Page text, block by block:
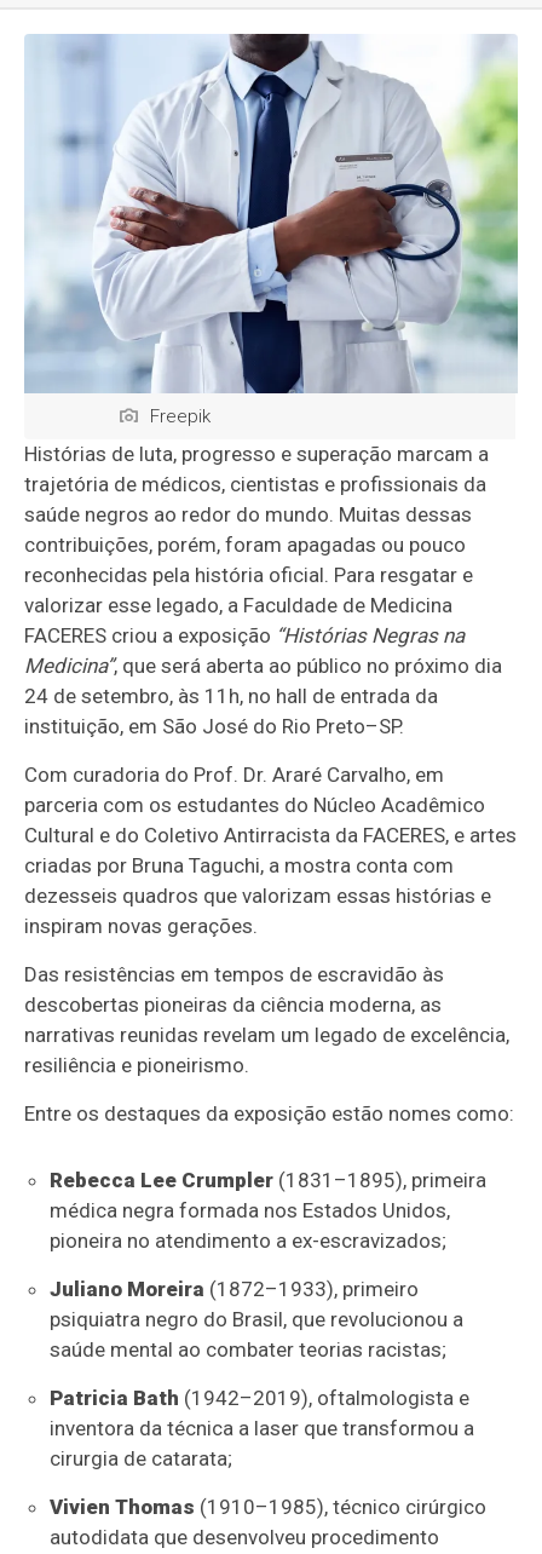
Freepik
Histórias de luta, progresso e superação marcam a
trajetória de médicos, cientistas e profissionais da
saúde negros ao redor do mundo. Muitas dessas
contribuições, porém, foram apagadas ou pouco
reconhecidas pela história oficial. Para resgatar e
valorizar esse legado, a Faculdade de Medicina
FACERES criou a exposição “Histórias Negras na
Medicina”, que será aberta ao público no próximo dia
24 de setembro, às 11h, no hall de entrada da
instituição, em São José do Rio Preto–SP.
Com curadoria do Prof. Dr. Araré Carvalho, em
parceria com os estudantes do Núcleo Acadêmico
Cultural e do Coletivo Antirracista da FACERES, e artes
criadas por Bruna Taguchi, a mostra conta com
dezesseis quadros que valorizam essas histórias e
inspiram novas gerações.
Das resistências em tempos de escravidão às
descobertas pioneiras da ciência moderna, as
narrativas reunidas revelam um legado de excelência,
resiliência e pioneirismo.
Entre os destaques da exposição estão nomes como:
Rebecca Lee Crumpler(1831–1895), primeira
médica negra formada nos Estados Unidos,
pioneira no atendimento a ex-escravizados;
Juliano Moreira (1872–1933), primeiro
psiquiatra negro do Brasil, que revolucionou a
saúde mental ao combater teorias racistas;
Patricia Bath (1942–2019), oftalmologista e
inventora da técnica a laser que transformou a
cirurgia de catarata;
Vivien Thomas (1910–1985), técnico cirúrgico
autodidata que desenvolveu procedimento